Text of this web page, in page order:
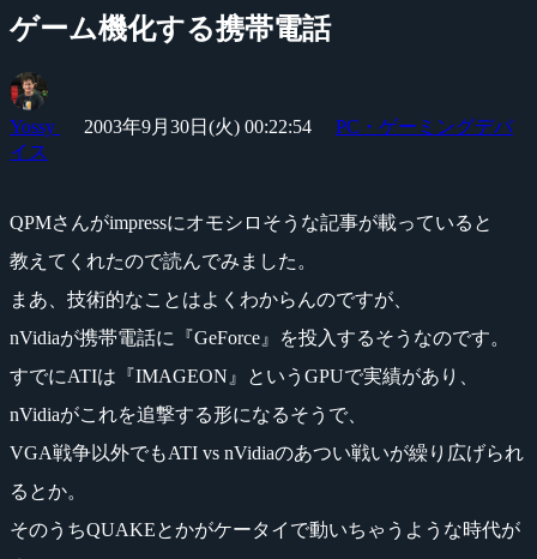
ゲーム機化する携帯電話
Yossy 2003年9月30日(火) 00:22:54
PC・ゲーミングデバ
イス
QPMさんがimpressにオモシロそうな記事が載っていると
教えてくれたので読んでみました。
まあ、技術的なことはよくわからんのですが、
nVidiaが携帯電話に『GeForce』を投入するそうなのです。
すでにATIは『IMAGEON』というGPUで実績があり、
nVidiaがこれを追撃する形になるそうで、
VGA戦争以外でもATI vs nVidiaのあつい戦いが繰り広げられ
るとか。
そのうちQUAKEとかがケータイで動いちゃうような時代が